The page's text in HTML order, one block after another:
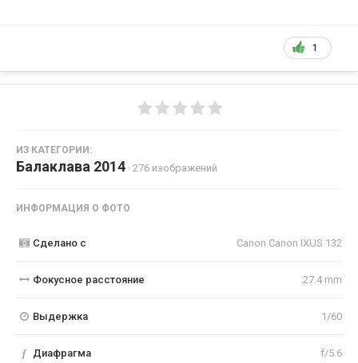
1
ИЗ КАТЕГОРИИ:
Балаклава 2014 · 276 изображений
ИНФОРМАЦИЯ О ФОТО
Сделано с Canon Canon IXUS 132
Фокусное расстояние 27.4 mm
Выдержка 1/60
f Диафрагма f/5.6